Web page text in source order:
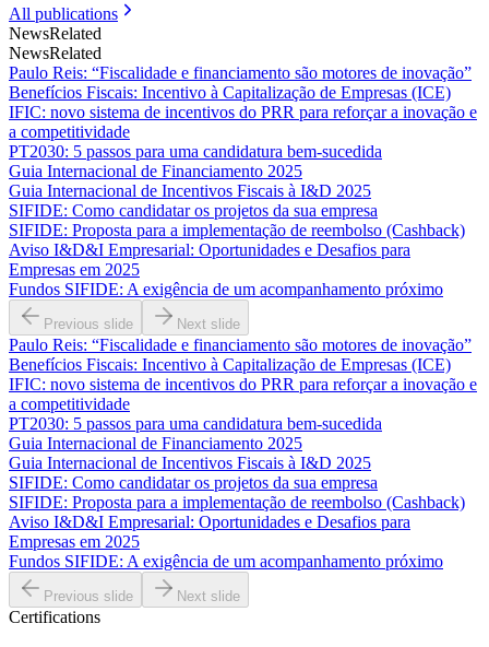
All publications
NewsRelated
NewsRelated
Paulo Reis: “Fiscalidade e financiamento são motores de inovação”
Benefícios Fiscais: Incentivo à Capitalização de Empresas (ICE)
IFIC: novo sistema de incentivos do PRR para reforçar a inovação e
a competitividade
PT2030: 5 passos para uma candidatura bem-sucedida
Guia Internacional de Financiamento 2025
Guia Internacional de Incentivos Fiscais à I&D 2025
SIFIDE: Como candidatar os projetos da sua empresa
SIFIDE: Proposta para a implementação de reembolso (Cashback)
Aviso I&D&I Empresarial: Oportunidades e Desafios para
Empresas em 2025
Fundos SIFIDE: A exigência de um acompanhamento próximo
Previous slide Next slide
Paulo Reis: “Fiscalidade e financiamento são motores de inovação”
Benefícios Fiscais: Incentivo à Capitalização de Empresas (ICE)
IFIC: novo sistema de incentivos do PRR para reforçar a inovação e
a competitividade
PT2030: 5 passos para uma candidatura bem-sucedida
Guia Internacional de Financiamento 2025
Guia Internacional de Incentivos Fiscais à I&D 2025
SIFIDE: Como candidatar os projetos da sua empresa
SIFIDE: Proposta para a implementação de reembolso (Cashback)
Aviso I&D&I Empresarial: Oportunidades e Desafios para
Empresas em 2025
Fundos SIFIDE: A exigência de um acompanhamento próximo
Previous slide Next slide
Certifications